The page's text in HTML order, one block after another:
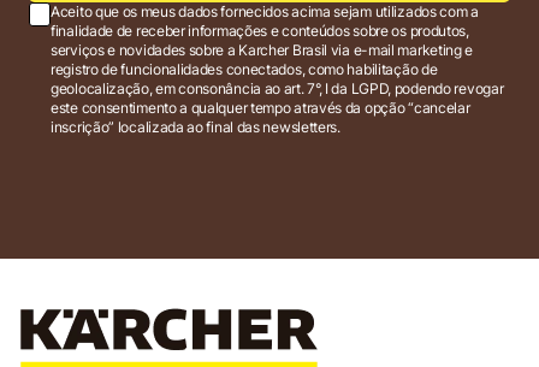
Aceito que os meus dados fornecidos acima sejam utilizados com a
finalidade de receber informações e conteúdos sobre os produtos,
serviços e novidades sobre a Karcher Brasil via e-mail marketing e
registro de funcionalidades conectados, como habilitação de
geolocalização, em consonância ao art. 7°, I da LGPD, podendo revogar
este consentimento a qualquer tempo através da opção “cancelar
inscrição” localizada ao final das newsletters.